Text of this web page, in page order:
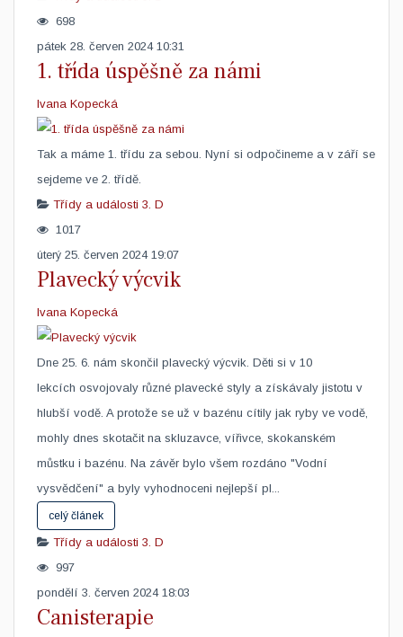
698
pátek 28. červen 2024 10:31
1. třída úspěšně za námi
Ivana Kopecká
​Tak a máme 1. třídu za sebou. Nyní si odpočineme a v září se
sejdeme ve 2. třídě.
Třídy a události 3. D
1017
úterý 25. červen 2024 19:07
Plavecký výcvik
Ivana Kopecká
Dne 25. 6. nám skončil plavecký výcvik. Děti si v 10
lekcích osvojovaly různé plavecké styly a získávaly jistotu v
hlubší vodě. A protože se už v bazénu cítily jak ryby ve vodě,
mohly dnes skotačit na skluzavce, vířivce, skokanském
můstku i bazénu. Na závěr bylo všem rozdáno "Vodní
vysvědčení" a byly vyhodnoceni nejlepší pl...
celý článek
Třídy a události 3. D
997
pondělí 3. červen 2024 18:03
Canisterapie